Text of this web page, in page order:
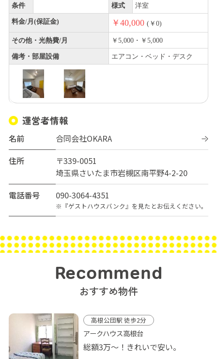
条件 様式 洋室
料金/月(保証金) ￥40,000 (￥0)
その他・光熱費/月 ￥5,000・￥5,000
備考・部屋設備 エアコン・ベッド・デスク
運営者情報
名前
合同会社OKARA
住所
〒339-0051
埼玉県さいたま市岩槻区南平野4-2-20
電話番号
090-3064-4351
※『ゲストハウスバンク』を見たとお伝えください。
Recommend
おすすめ物件
高根公団駅 徒歩2分
アークハウス高根台
総額3万～！きれいで安い。